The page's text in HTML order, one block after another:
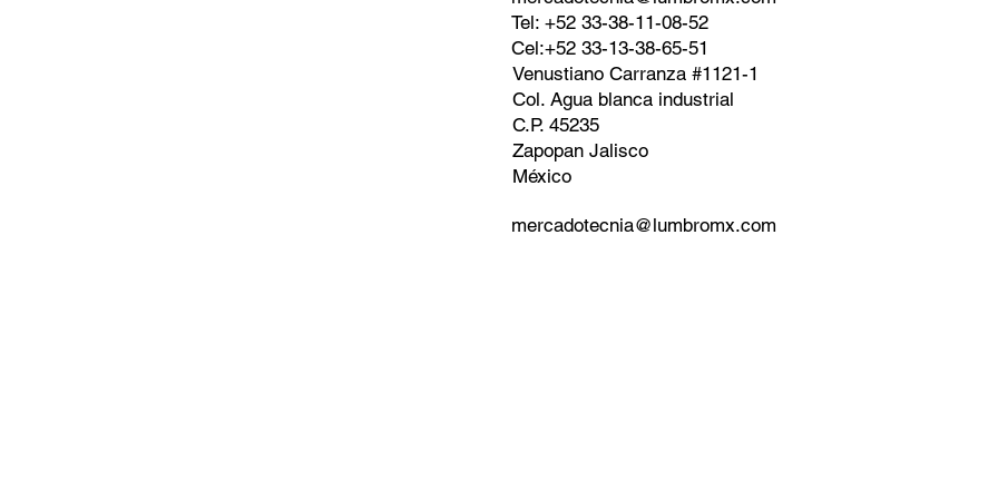
Tel: +52 33-38-11-08-52
Cel:+52 33-13-38-65-51
Venustiano Carranza #1121-1
Col. Agua blanca industrial
C.P. 45235
Zapopan Jalisco
México
mercadotecnia@lumbromx.com